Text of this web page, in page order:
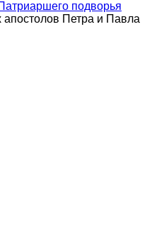
подворья
Петра и Павла